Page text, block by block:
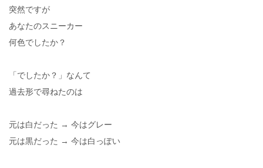
突然ですが
あなたのスニーカー
何色でしたか？
「でしたか？」なんて
過去形で尋ねたのは
元は白だった → 今はグレー
元は黒だった → 今は白っぽい